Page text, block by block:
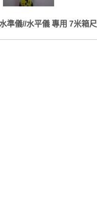
水準儀//水平儀 專用 7米箱尺